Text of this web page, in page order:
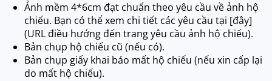
Ảnh mềm 4*6cm đạt chuẩn theo yêu cầu về ảnh hộ
chiếu. Bạn có thể xem chi tiết các yêu cầu tại [đây]
(URL điều hướng đến trang yêu cầu ảnh hộ chiếu).
Bản chụp hộ chiếu cũ (nếu có).
Bản chụp giấy khai báo mất hộ chiếu (nếu xin cấp lại
do mất hộ chiếu).